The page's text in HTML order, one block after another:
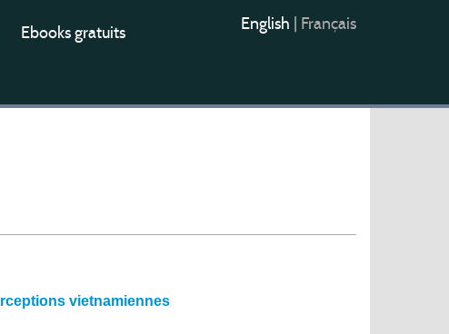
Ebooks gratuits English Français
vietnamiennes